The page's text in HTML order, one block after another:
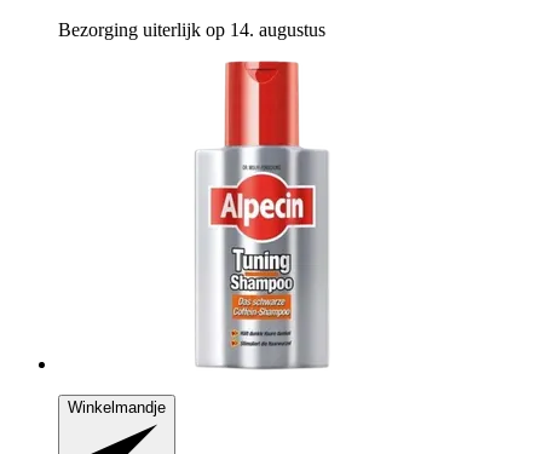
Bezorging uiterlijk op 14. augustus
Winkelmandje